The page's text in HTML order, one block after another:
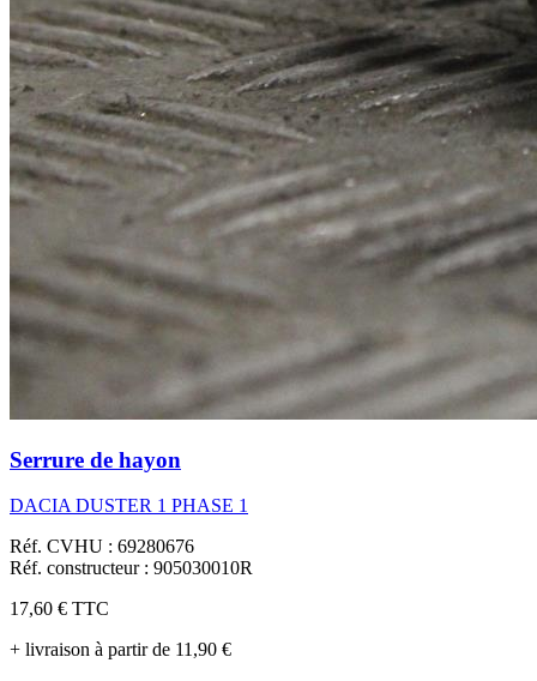
Serrure de hayon
DACIA DUSTER 1 PHASE 1
Réf. CVHU : 69280676
Réf. constructeur : 905030010R
17,60 € TTC
+ livraison à partir de 11,90 €